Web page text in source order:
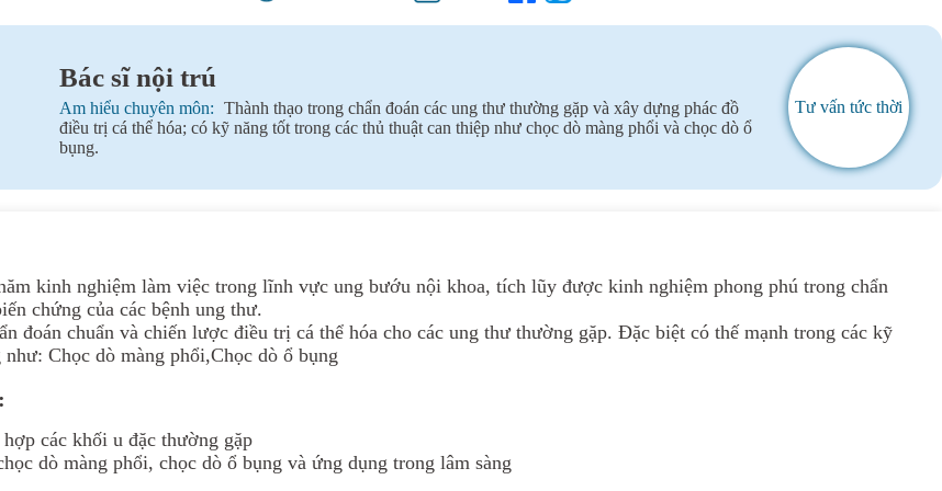
Bác sĩ nội trú
Am hiểu chuyên môn: Thành thạo trong chẩn đoán các ung thư thường gặp và xây dựng phác đồ
điều trị cá thể hóa; có kỹ năng tốt trong các thủ thuật can thiệp như chọc dò màng phổi và chọc dò ổ
bụng.
Tư vấn tức thời
kinh nghiệm làm việc trong lĩnh vực ung bướu nội khoa, tích lũy được kinh nghiệm phong phú trong chẩn
chứng của các bệnh ung thư.
đoán chuẩn và chiến lược điều trị cá thể hóa cho các ung thư thường gặp. Đặc biệt có thế mạnh trong các kỹ
như: Chọc dò màng phổi,Chọc dò ổ bụng
các khối u đặc thường gặp
dò màng phổi, chọc dò ổ bụng và ứng dụng trong lâm sàng